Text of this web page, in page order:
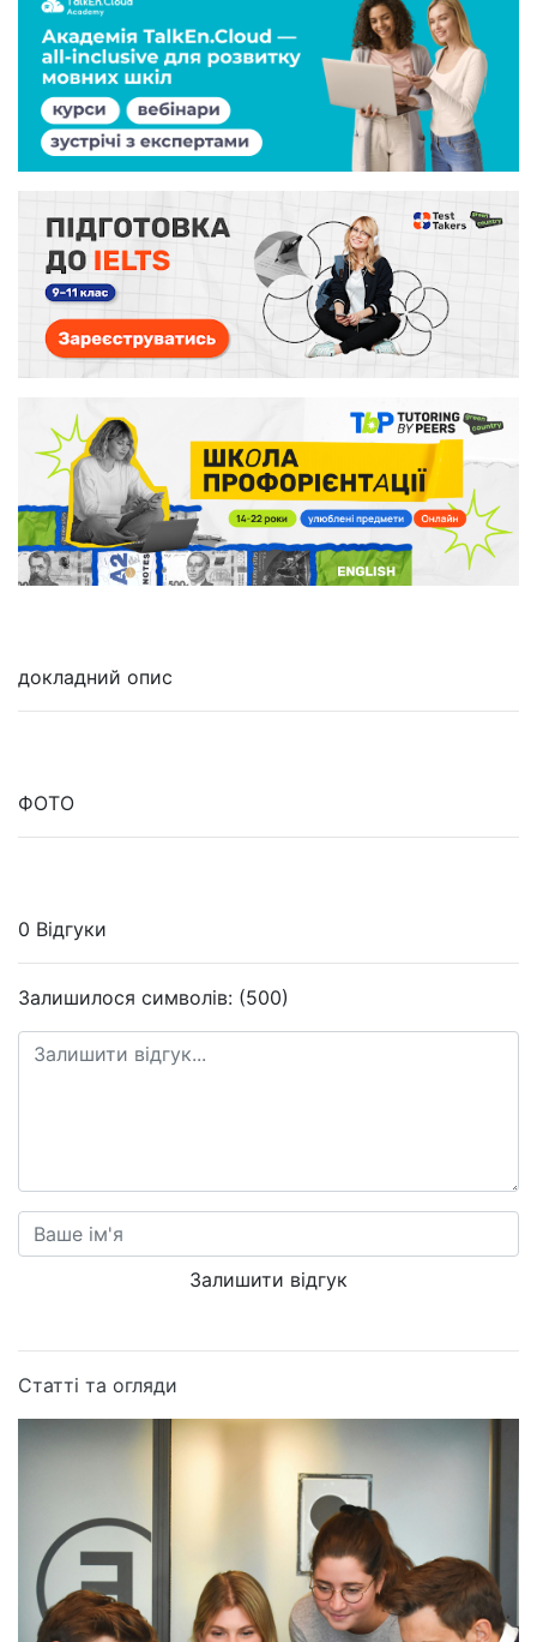
докладний опис
ФОТО
0 Відгуки
Залишилося символів: (500)
Залишити відгук
Статті та огляди